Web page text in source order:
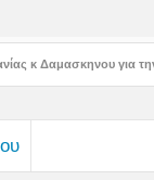
9 Αυγούστου 2026